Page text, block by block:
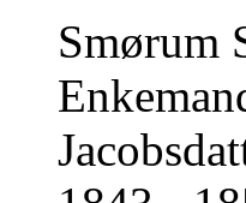
Smørum